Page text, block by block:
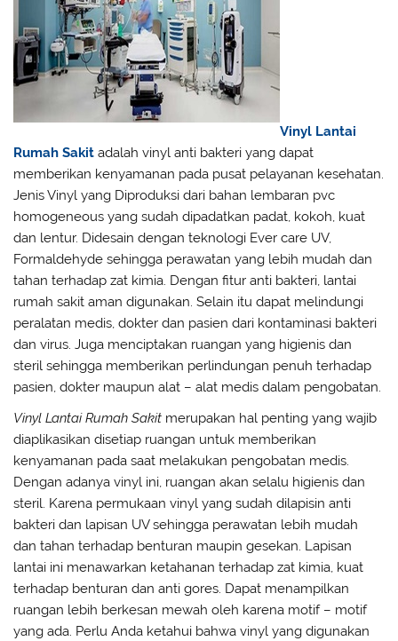
Vinyl Lantai
Rumah Sakit adalah vinyl anti bakteri yang dapat
memberikan kenyamanan pada pusat pelayanan kesehatan.
Jenis Vinyl yang Diproduksi dari bahan lembaran pvc
homogeneous yang sudah dipadatkan padat, kokoh, kuat
dan lentur. Didesain dengan teknologi Ever care UV,
Formaldehyde sehingga perawatan yang lebih mudah dan
tahan terhadap zat kimia. Dengan fitur anti bakteri, lantai
rumah sakit aman digunakan. Selain itu dapat melindungi
peralatan medis, dokter dan pasien dari kontaminasi bakteri
dan virus. Juga menciptakan ruangan yang higienis dan
steril sehingga memberikan perlindungan penuh terhadap
pasien, dokter maupun alat – alat medis dalam pengobatan.
Vinyl Lantai Rumah Sakit merupakan hal penting yang wajib
diaplikasikan disetiap ruangan untuk memberikan
kenyamanan pada saat melakukan pengobatan medis.
Dengan adanya vinyl ini, ruangan akan selalu higienis dan
steril. Karena permukaan vinyl yang sudah dilapisin anti
bakteri dan lapisan UV sehingga perawatan lebih mudah
dan tahan terhadap benturan maupin gesekan. Lapisan
lantai ini menawarkan ketahanan terhadap zat kimia, kuat
terhadap benturan dan anti gores. Dapat menampilkan
ruangan lebih berkesan mewah oleh karena motif – motif
yang ada. Perlu Anda ketahui bahwa vinyl yang digunakan